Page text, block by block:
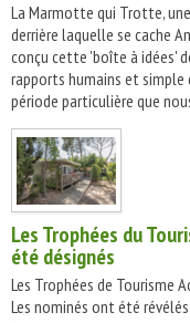
La Marmotte qui Trotte,
derrière laquelle se cache
conçu cette 'boîte à idées'
rapports humains et
période particulière que
Les Trophées du
été désignés
Les Trophées de Tourisme
Les nominés ont été